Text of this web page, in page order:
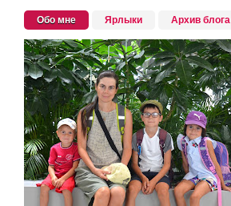
Обо мне Ярлыки Архив блога